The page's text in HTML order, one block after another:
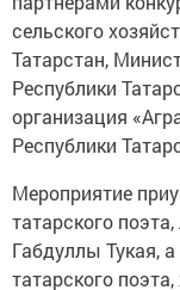
сельского
Татарстан,
Республики
организация
Республики
Мероприятие
татарского
Габдуллы Тукая,
татарского